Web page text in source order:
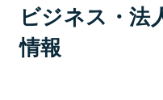
ビジネス・法
情報